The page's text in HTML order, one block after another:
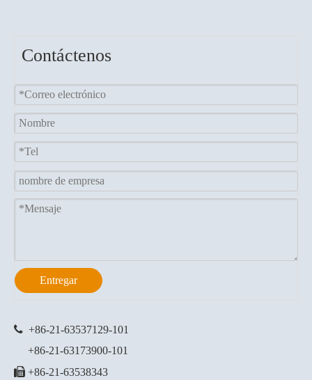
Contáctenos
Entregar
 +86-21-63537129-101
+86-21-63173900-101
 +86-21-63538343